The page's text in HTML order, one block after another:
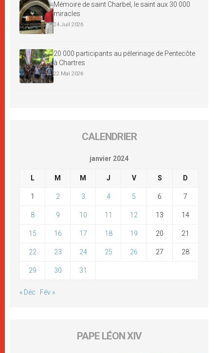
Mémoire de saint Charbel, le saint aux 30 000
miracles
24 Juil 2026
20 000 participants au pèlerinage de Pentecôte
à Chartres
22 Mai 2026
CALENDRIER
janvier 2024
L M M J V S D
1 2 3 4 5 6 7
8 9 10 11 12 13 14
15 16 17 18 19 20 21
22 23 24 25 26 27 28
29 30 31
« Déc Fév »
PAPE LÉON XIV